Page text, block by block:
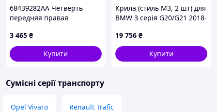
68439282AA Четверть
передняя правая
сапог
3 465 ₴
Купити
Крила (стиль M3, 2 шт) для
BMW 3 серія G20/G21 2018-
19 756 ₴
Купити
Сумісні серії транспорту
Opel Vivaro Renault Trafic